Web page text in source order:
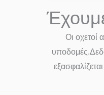
Οι οχετοί